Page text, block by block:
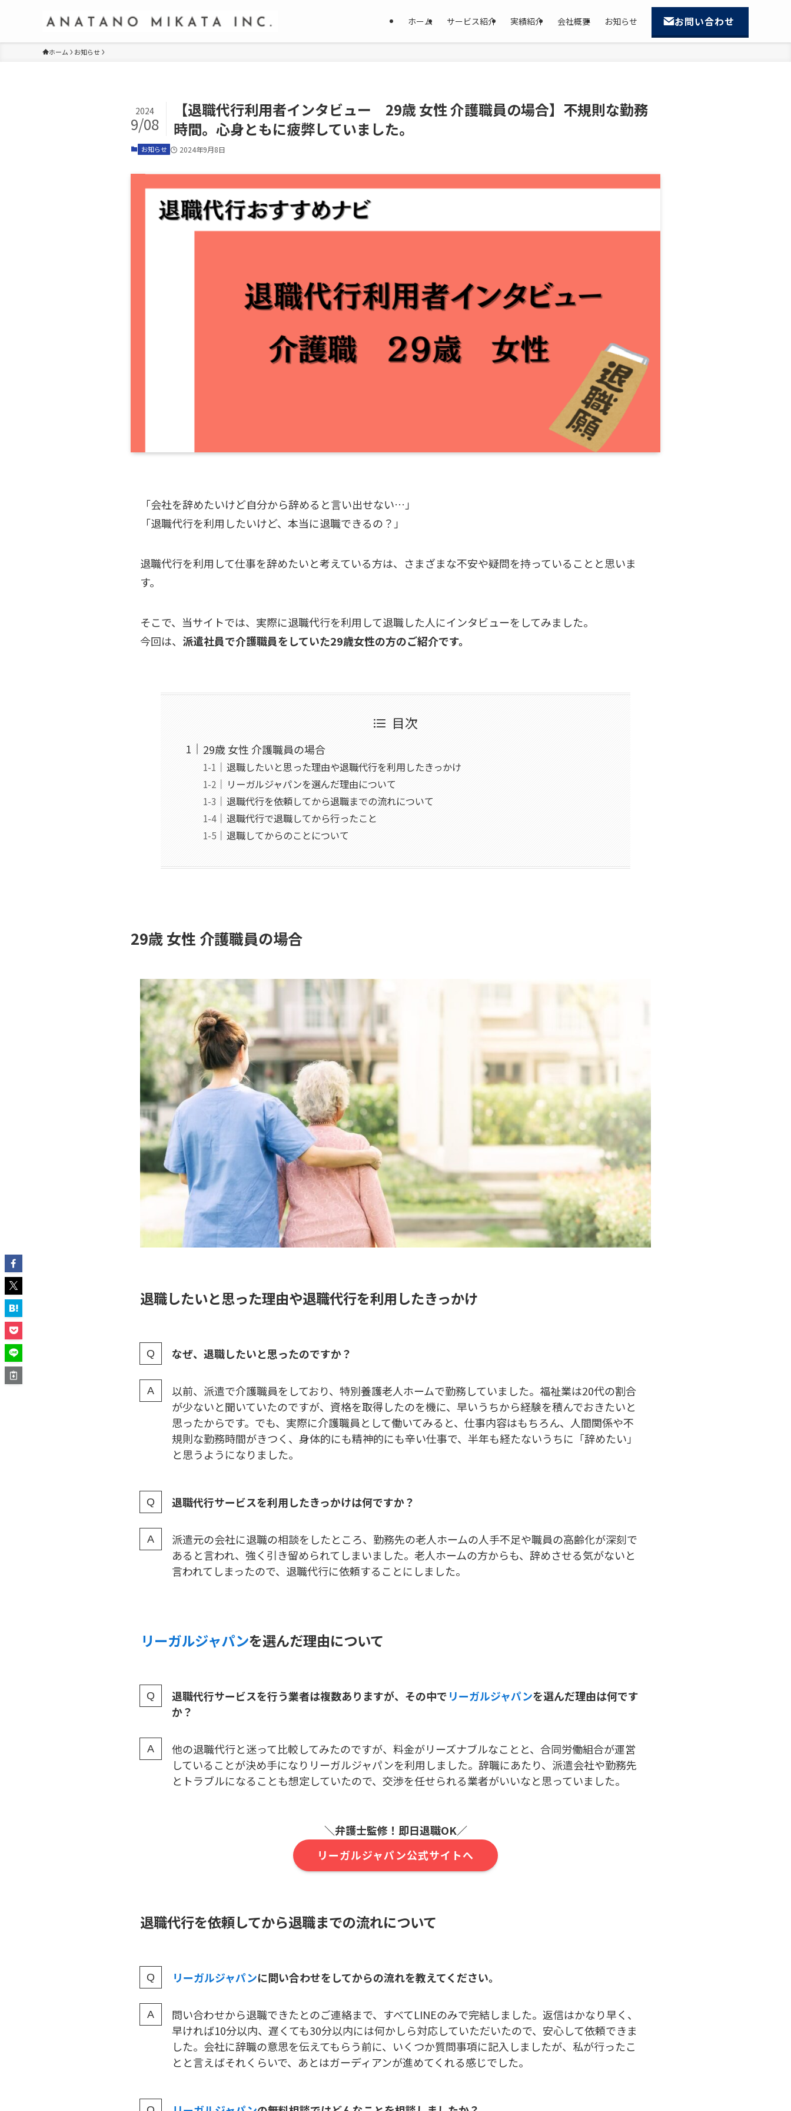
ホーム サービス紹介 実績紹介 会社概要 お知らせ お問い合わせ
ホーム お知らせ
【退職代行利用者インタビュー 29歳 女性 介護職員の場合】不規則な勤務
時間。心身ともに疲弊していました。
2024
9/08
お知らせ 2024年9月8日
「会社を辞めたいけど自分から辞めると言い出せない…」
「退職代行を利用したいけど、本当に退職できるの？」
退職代行を利用して仕事を辞めたいと考えている方は、さまざまな不安や疑問を持っていることと思いま
す。
そこで、当サイトでは、実際に退職代行を利用して退職した人にインタビューをしてみました。
今回は、 派遣社員で介護職員をしていた29歳女性の方のご紹介です。
目次
29歳 女性 介護職員の場合
退職したいと思った理由や退職代行を利用したきっかけ
リーガルジャパンを選んだ理由について
退職代行を依頼してから退職までの流れについて
退職代行で退職してから行ったこと
退職してからのことについて
29歳 女性 介護職員の場合
退職したいと思った理由や退職代行を利用したきっかけ
なぜ、退職したいと思ったのですか？
以前、派遣で介護職員をしており、特別養護老人ホームで勤務していました。福祉業は20代の割合
が少ないと聞いていたのですが、資格を取得したのを機に、早いうちから経験を積んでおきたいと
思ったからです。でも、実際に介護職員として働いてみると、仕事内容はもちろん、人間関係や不
規則な勤務時間がきつく、身体的にも精神的にも辛い仕事で、半年も経たないうちに「辞めたい」
と思うようになりました。
退職代行サービスを利用したきっかけは何ですか？
派遣元の会社に退職の相談をしたところ、勤務先の老人ホームの人手不足や職員の高齢化が深刻で
あると言われ、強く引き留められてしまいました。老人ホームの方からも、辞めさせる気がないと
言われてしまったので、退職代行に依頼することにしました。
リーガルジャパンを選んだ理由について
退職代行サービスを行う業者は複数ありますが、その中でリーガルジャパンを選んだ理由は何です
か？
他の退職代行と迷って比較してみたのですが、料金がリーズナブルなことと、合同労働組合が運営
していることが決め手になりリーガルジャパンを利用しました。辞職にあたり、派遣会社や勤務先
とトラブルになることも想定していたので、交渉を任せられる業者がいいなと思っていました。
＼弁護士監修！即日退職OK／
リーガルジャパン公式サイトへ
退職代行を依頼してから退職までの流れについて
リーガルジャパンに問い合わせをしてからの流れを教えてください。
問い合わせから退職できたとのご連絡まで、すべてLINEのみで完結しました。返信はかなり早く、
早ければ10分以内、遅くても30分以内には何かしら対応していただいたので、安心して依頼できま
した。会社に辞職の意思を伝えてもらう前に、いくつか質問事項に記入しましたが、私が行ったこ
とと言えばそれくらいで、あとはガーディアンが進めてくれる感じでした。